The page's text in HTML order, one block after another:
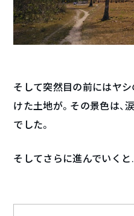
そして突然目の前にはヤ
けた土地が。その景色は、
でした。
そしてさらに進んでいく